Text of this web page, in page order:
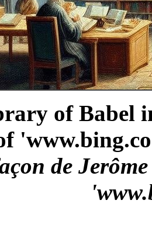
of Babel
de